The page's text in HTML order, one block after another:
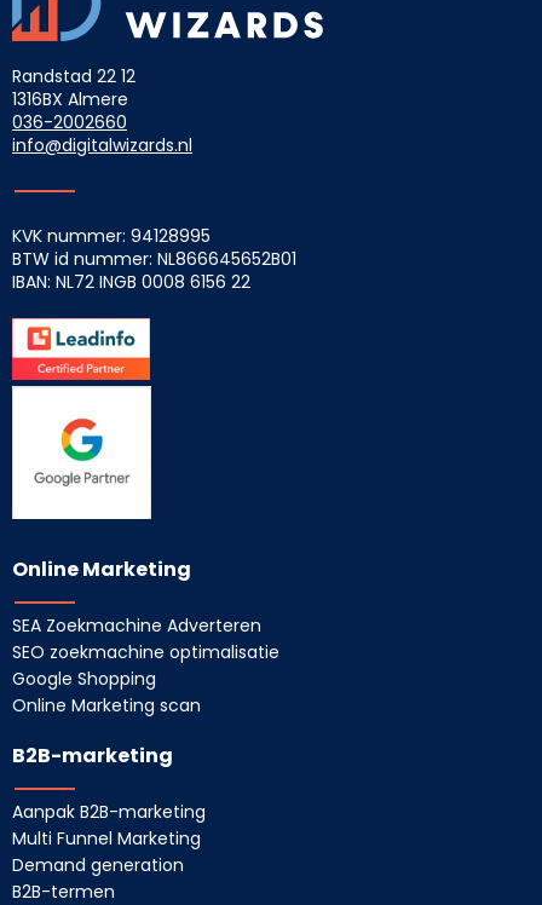
Randstad 22 12
1316BX Almere
036-2002660
info@digitalwizards.nl
KVK nummer: 94128995
BTW id nummer: NL866645652B01
IBAN: NL72 INGB 0008 6156 22
Online Marketing
SEA Zoekmachine Adverteren
SEO zoekmachine optimalisatie
Google Shopping
Online Marketing scan
B2B-marketing
Aanpak B2B-marketing
Multi Funnel Marketing
Demand generation
B2B-termen